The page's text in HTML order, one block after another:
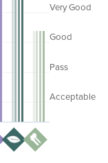
Acceptable
Pass
Good
Very Good